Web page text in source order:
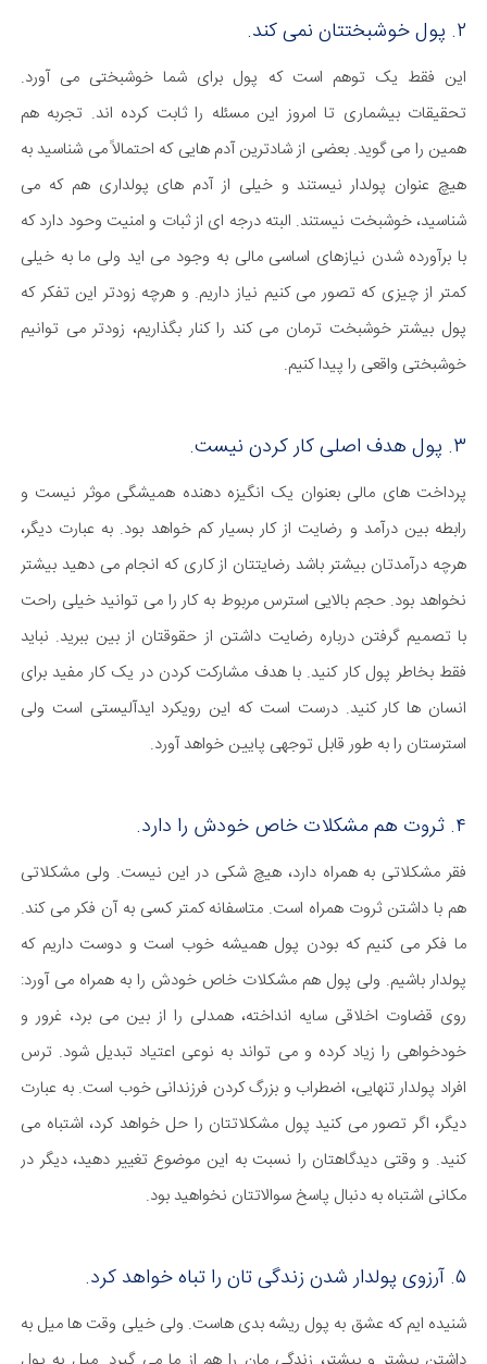
۲. پول خوشبختتان نمی کند.
این فقط یک توهم است که پول برای شما خوشبختی می آورد.
تحقیقات بیشماری تا امروز این مسئله را ثابت کرده اند. تجربه هم
همین را می گوید. بعضی از شادترین آدم هایی که احتمالاً می شناسید به
هیچ عنوان پولدار نیستند و خیلی از آدم های پولداری هم که می
شناسید، خوشبخت نیستند. البته درجه ای از ثبات و امنیت وحود دارد که
با برآورده شدن نیازهای اساسی مالی به وجود می اید ولی ما به خیلی
کمتر از چیزی که تصور می کنیم نیاز داریم. و هرچه زودتر این تفکر که
پول بیشتر خوشبخت ترمان می کند را کنار بگذاریم، زودتر می توانیم
خوشبختی واقعی را پیدا کنیم.
۳. پول هدف اصلی کار کردن نیست.
پرداخت های مالی بعنوان یک انگیزه دهنده همیشگی موثر نیست و
رابطه بین درآمد و رضایت از کار بسیار کم خواهد بود. به عبارت دیگر،
هرچه درآمدتان بیشتر باشد رضایتتان از کاری که انجام می دهید بیشتر
نخواهد بود. حجم بالایی استرس مربوط به کار را می توانید خیلی راحت
با تصمیم گرفتن درباره رضایت داشتن از حقوقتان از بین ببرید. نباید
فقط بخاطر پول کار کنید. با هدف مشارکت کردن در یک کار مفید برای
انسان ها کار کنید. درست است که این رویکرد ایدآلیستی است ولی
استرستان را به طور قابل توجهی پایین خواهد آورد.
۴. ثروت هم مشکلات خاص خودش را دارد.
فقر مشکلاتی به همراه دارد، هیچ شکی در این نیست. ولی مشکلاتی
هم با داشتن ثروت همراه است. متاسفانه کمتر کسی به آن فکر می کند.
ما فکر می کنیم که بودن پول همیشه خوب است و دوست داریم که
پولدار باشیم. ولی پول هم مشکلات خاص خودش را به همراه می آورد:
روی قضاوت اخلاقی سایه انداخته، همدلی را از بین می برد، غرور و
خودخواهی را زیاد کرده و می تواند به نوعی اعتیاد تبدیل شود. ترس
افراد پولدار تنهایی، اضطراب و بزرگ کردن فرزندانی خوب است. به عبارت
دیگر، اگر تصور می کنید پول مشکلاتتان را حل خواهد کرد، اشتباه می
کنید. و وقتی دیدگاهتان را نسبت به این موضوع تغییر دهید، دیگر در
مکانی اشتباه به دنبال پاسخ سوالاتتان نخواهید بود.
۵. آرزوی پولدار شدن زندگی تان را تباه خواهد کرد.
شنیده ایم که عشق به پول ریشه بدی هاست. ولی خیلی وقت ها میل به